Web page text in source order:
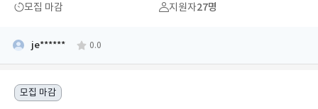
모집 마감 지원자27명
je****** 0.0
모집 마감